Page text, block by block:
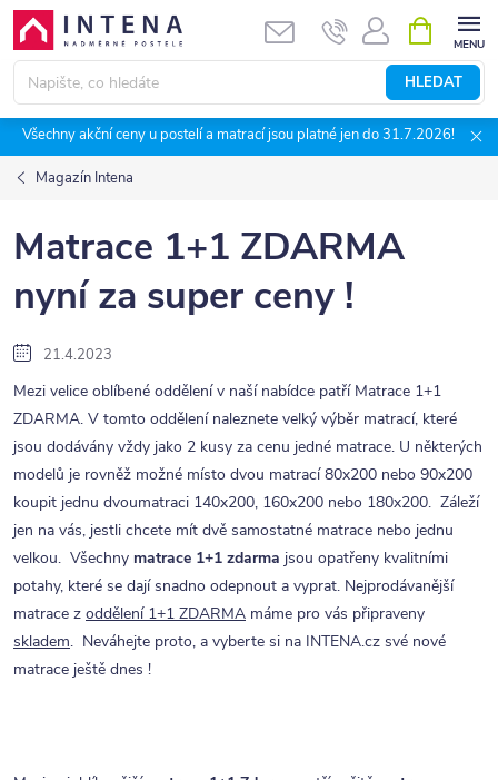
Přejít
obsah
HLEDAT
NÁKUPNÍ
KOŠÍK
Všechny akční ceny u postelí a matrací jsou platné jen do 31.7.2026!
Magazín Intena
Matrace 1+1 ZDARMA
nyní za super ceny !
21.4.2023
Mezi velice oblíbené oddělení v naší nabídce patří Matrace 1+1
ZDARMA. V tomto oddělení naleznete velký výběr matrací, které
jsou dodávány vždy jako 2 kusy za cenu jedné matrace. U některých
modelů je rovněž možné místo dvou matrací 80x200 nebo 90x200
koupit jednu dvoumatraci 140x200, 160x200 nebo 180x200. Záleží
jen na vás, jestli chcete mít dvě samostatné matrace nebo jednu
velkou. Všechny matrace 1+1 zdarma jsou opatřeny kvalitními
potahy, které se dají snadno odepnout a vyprat. Nejprodávanější
matrace z oddělení 1+1 ZDARMA máme pro vás připraveny
skladem. Neváhejte proto, a vyberte si na INTENA.cz své nové
matrace ještě dnes !